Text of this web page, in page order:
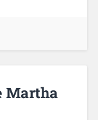
Martha